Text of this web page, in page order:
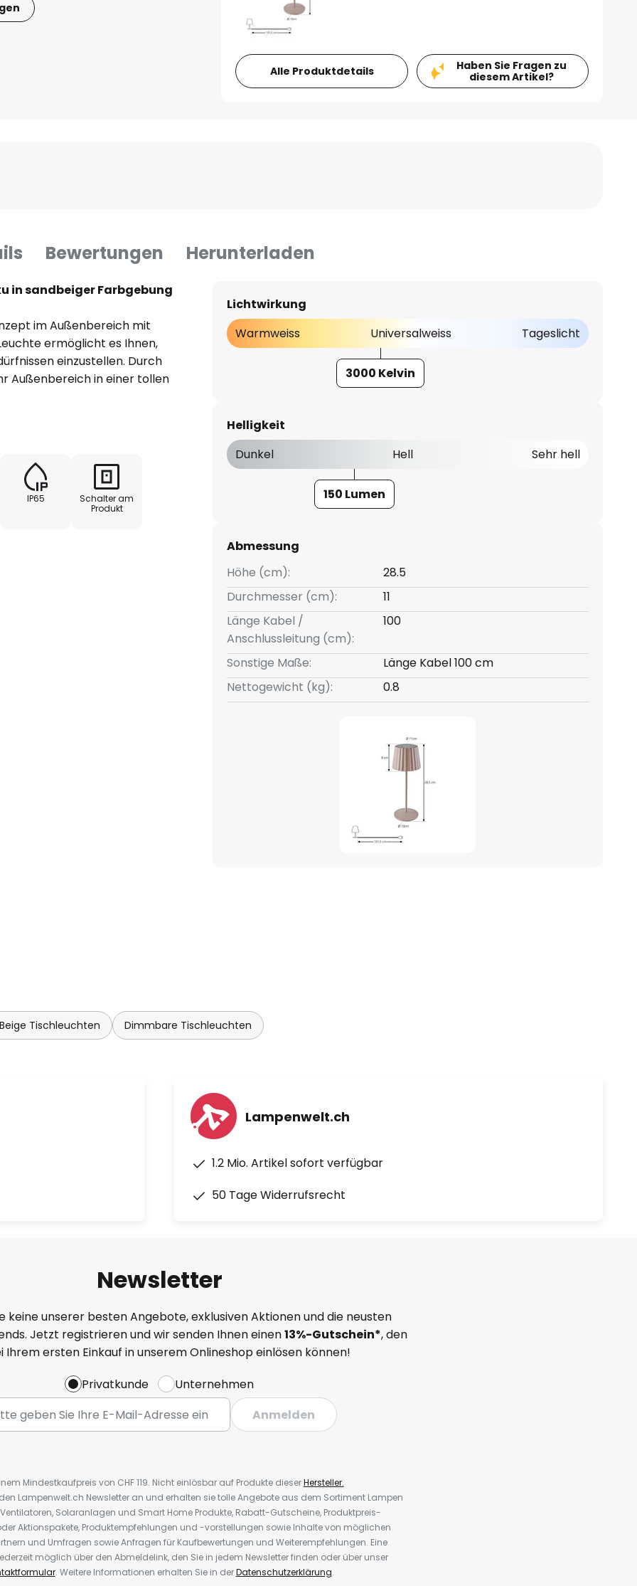
Alle Produktdetails
Haben Sie Fragen zu
diesem Artikel?
Bewertungen Herunterladen
in sandbeiger Farbgebung
im Außenbereich mit
ermöglicht es Ihnen,
einzustellen. Durch
Außenbereich in einer tollen
mit einem Schalter ganz
oder Ihre Terrasse und hat
Darüber hinaus ist
staubdicht und
IP65
Schalter am
Produkt
Lichtwirkung
Warmweiss
Universalweiss Tageslicht
3000 Kelvin
Helligkeit
Dunkel
Hell Sehr hell
150 Lumen
Abmessung
Höhe (cm):
28.5
Durchmesser (cm):
11
Länge Kabel /
Anschlussleitung (cm):
100
Sonstige Maße:
Länge Kabel 100 cm
Nettogewicht (kg):
0.8
Beige Tischleuchten Dimmbare Tischleuchten
Lampenwelt.ch
1.2 Mio. Artikel sofort verfügbar
50 Tage Widerrufsrecht
Newsletter
keine unserer besten Angebote, exklusiven Aktionen und die neusten
Jetzt registrieren und wir senden Ihnen einen13%-Gutschein*, den
Ihrem ersten Einkauf in unserem Onlineshop einlösen können!
Privatkunde
Unternehmen
Anmelden
Mindestkaufpreis von CHF 119. Nicht einlösbar auf Produkte dieserHersteller.
Lampenwelt.ch Newsletter an und erhalten sie tolle Angebote aus dem Sortiment Lampen
Solaranlagen und Smart Home Produkte, Rabatt-Gutscheine, Produktpreis-
Aktionspakete, Produktempfehlungen und -vorstellungen sowie Inhalte von möglichen
und Umfragen sowie Anfragen für Kaufbewertungen und Weiterempfehlungen. Eine
möglich über den Abmeldelink, den Sie in jedem Newsletter finden oder über unser
. Weitere Informationen erhalten Sie in derDatenschutzerklärung.